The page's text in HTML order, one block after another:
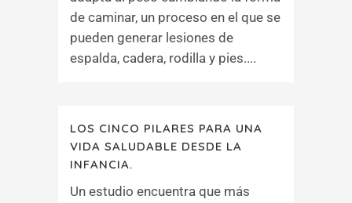
de caminar, un proceso en el que se
pueden generar lesiones de
espalda, cadera, rodilla y pies....
LOS CINCO PILARES PARA UNA
VIDA SALUDABLE DESDE LA
INFANCIA.
Un estudio encuentra que más